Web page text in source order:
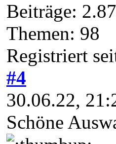
Beiträge:
Themen: 98
Registriert
#4
30.06.22,
Schöne